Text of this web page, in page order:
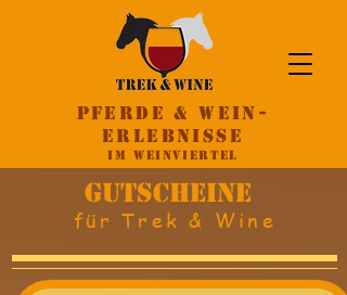
Pferde & Wein-
Erlebnisse
im Weinviertel
GUTSCHEINE
für Trek & Wine